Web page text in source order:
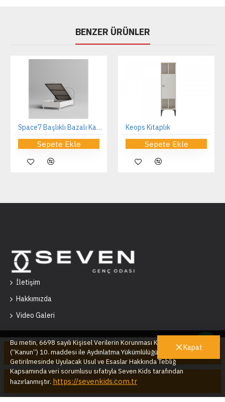
Sepete Ekle
BENZER ÜRÜNLER
Space7 Başlıklı Bazalı Karyola
Sepete Ekle
Keops Kitaplık
Sepete Ekle
İletişim
Hakkımızda
Video Galeri
Seven Kids © 2025
Kapat
Bu metin, 6698 sayılı Kişisel Verilerin Korunması Kanunu’nun
(“Kanun”) 10. maddesi ile Aydınlatma Yükümlülüğünün Yerine
Getirilmesinde Uyulacak Usul ve Esaslar Hakkında Tebliğ
Kapsamında veri sorumlusu sıfatıyla Seven Kids tarafından
hazırlanmıştır. https://sevenkids.com.tr